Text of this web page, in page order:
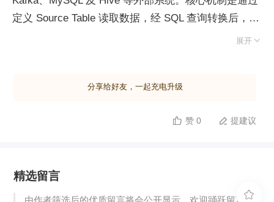
定义 Source Table 读取数据，经 SQL 查询转换后，利
JSON）。支持通过 topic-pattern 动态发现新主题，并
Exactly-Once 语义保证，下游隔离级别需设为读已提
用是将源表数据按特定字段分组聚合（如 count），将
统计结果写入目标表，实现数据清洗与汇总落地。 对
展开 
分享给好友，一起充电升级
 赞 0  提建议
精选留言
由作者筛选后的优质留言将会公开显示，欢迎踊跃留言。
